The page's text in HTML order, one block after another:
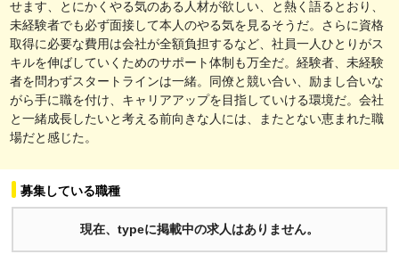
せます、とにかくやる気のある人材が欲しい、と熱く語るとおり、
未経験者でも必ず面接して本人のやる気を見るそうだ。さらに資格
取得に必要な費用は会社が全額負担するなど、社員一人ひとりがス
キルを伸ばしていくためのサポート体制も万全だ。経験者、未経験
者を問わずスタートラインは一緒。同僚と競い合い、励まし合いな
がら手に職を付け、キャリアアップを目指していける環境だ。会社
と一緒成長したいと考える前向きな人には、またとない恵まれた職
場だと感じた。
募集している職種
現在、typeに掲載中の求人はありません。